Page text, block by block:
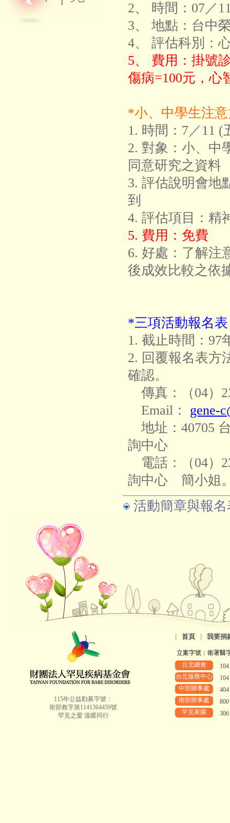
2、 時間：07／
3、 地點：台中
4、 評估科別：
5、 費用：掛號
傷病=100元，心
*小、中學生注
1. 時間：7／11 (
2. 對象：小、中
同意研究之資料
3. 評估說明會地
到
4. 評估項目：精
5. 費用：免費
6. 好處：了解注
後成效比較之依
*三項活動報名表
1. 截止時間：97
2. 回覆報名表方
確認。
傳真：（04）
Email： gene-
地址：40705
詢中心
電話：（04）
詢中心 簡小姐
活動簡章與報
115年公益勸募字號：
衛部救字第1141364459號
罕見之愛 溫暖同行
首頁 我要捐
立案字號：衛署醫
台北總會
台北服務中心
中部辦事處
南部辦事處
罕見家園